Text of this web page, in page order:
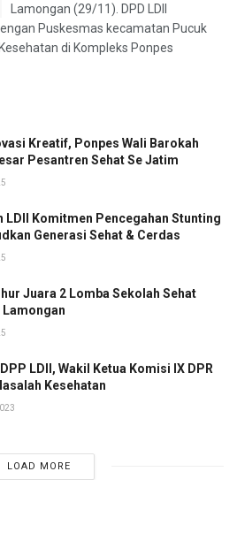
Lamongan (29/11). DPD LDII
Puskesmas kecamatan Pucuk
di Kompleks Ponpes
Kreatif, Ponpes Wali Barokah
Pesantren Sehat Se Jatim
LDII Komitmen Pencegahan Stunting
Generasi Sehat & Cerdas
Juara 2 Lomba Sekolah Sehat
Lamongan
LDII, Wakil Ketua Komisi IX DPR
Kesehatan
LOAD MORE